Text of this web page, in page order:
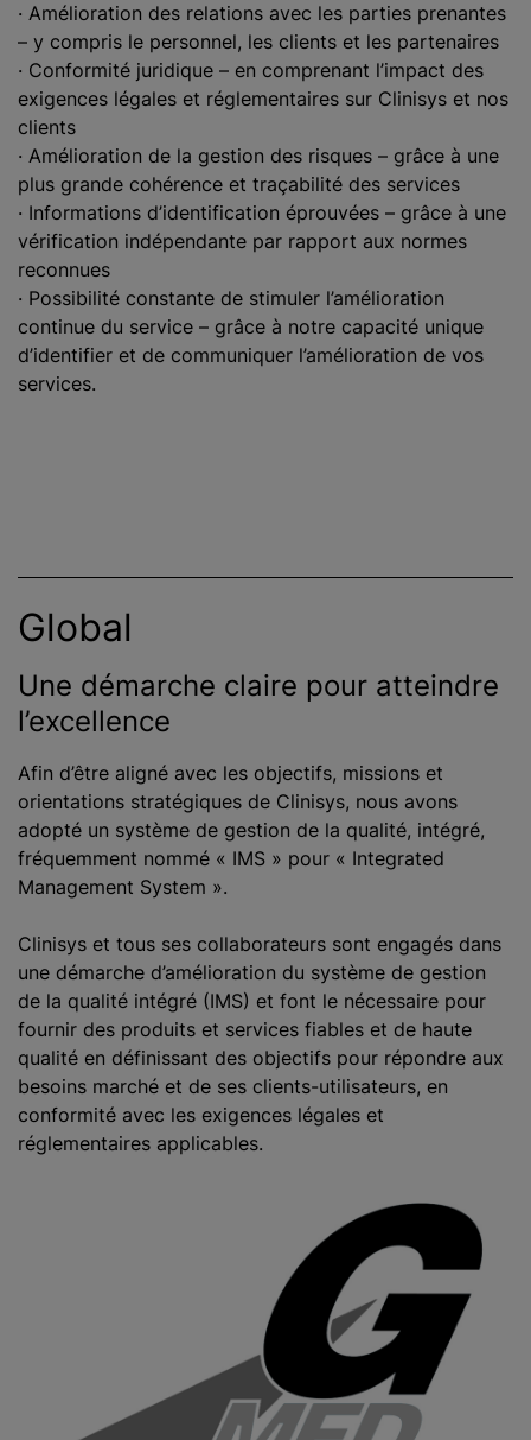
· Amélioration des relations avec les parties prenantes
– y compris le personnel, les clients et les partenaires
· Conformité juridique – en comprenant l’impact des
exigences légales et réglementaires sur Clinisys et nos
clients
· Amélioration de la gestion des risques – grâce à une
plus grande cohérence et traçabilité des services
· Informations d’identification éprouvées – grâce à une
vérification indépendante par rapport aux normes
reconnues
· Possibilité constante de stimuler l’amélioration
continue du service – grâce à notre capacité unique
d’identifier et de communiquer l’amélioration de vos
services.
Global
Une démarche claire pour atteindre
l’excellence
Afin d’être aligné avec les objectifs, missions et
orientations stratégiques de Clinisys, nous avons
adopté un système de gestion de la qualité, intégré,
fréquemment nommé « IMS » pour « Integrated
Management System ».
Clinisys et tous ses collaborateurs sont engagés dans
une démarche d’amélioration du système de gestion
de la qualité intégré (IMS) et font le nécessaire pour
fournir des produits et services fiables et de haute
qualité en définissant des objectifs pour répondre aux
besoins marché et de ses clients-utilisateurs, en
conformité avec les exigences légales et
réglementaires applicables.